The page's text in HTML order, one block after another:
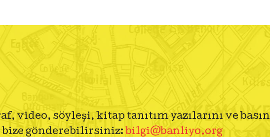
video, söyleşi, kitap tanıtım yazılarını ve basın
gönderebilirsiniz: bilgi@banliyo.org